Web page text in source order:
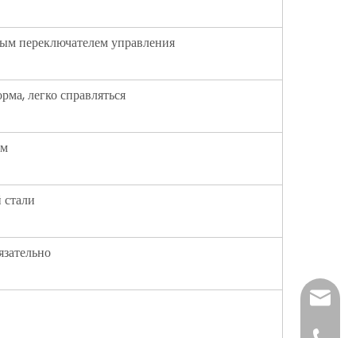
переключателем управления
легко справляться